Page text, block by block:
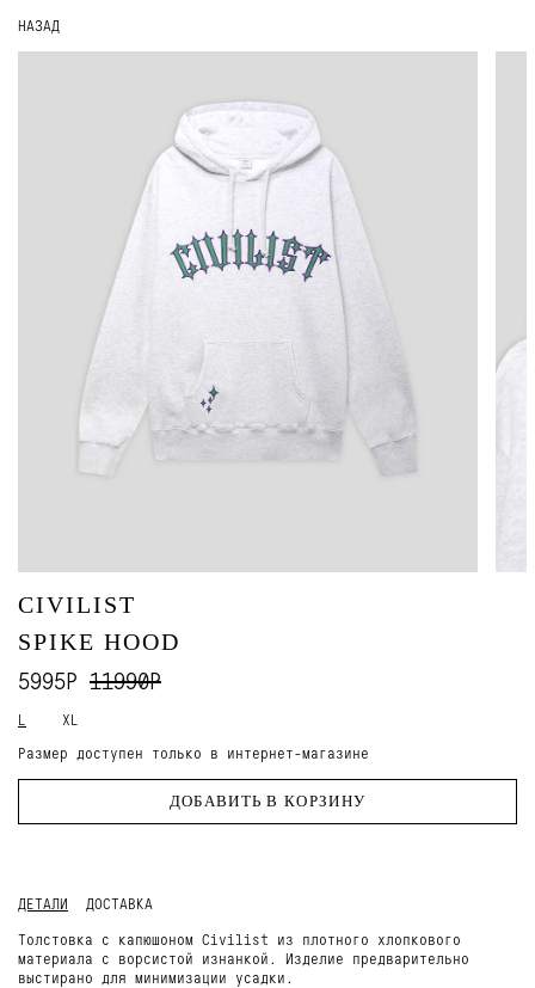
НАЗАД
CIVILIST
SPIKE HOOD
5995Р 11990Р
L
XL
Размер доступен только в интернет-магазине
ДОБАВИТЬ В КОРЗИНУ
ДЕТАЛИ
ДОСТАВКА
Толстовка с капюшоном Civilist из плотного хлопкового
материала с ворсистой изнанкой. Изделие предварительно
выстирано для минимизации усадки.